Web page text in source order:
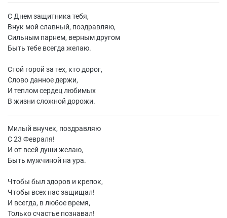
С Днем защитника тебя,
Внук мой славный, поздравляю,
Сильным парнем, верным другом
Быть тебе всегда желаю.
Стой горой за тех, кто дорог,
Слово данное держи,
И теплом сердец любимых
В жизни сложной дорожи.
Милый внучек, поздравляю
С 23 Февраля!
И от всей души желаю,
Быть мужчиной на ура.
Чтобы был здоров и крепок,
Чтобы всех нас защищал!
И всегда, в любое время,
Только счастье познавал!